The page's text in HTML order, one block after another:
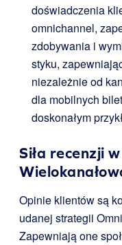
doświadczenia
omnichannel,
zdobywania i
styku,
niezależnie od
dla mobilnych
doskonałym
Siła recenzji
Opinie klientów są
udanej strategii
Zapewniają one